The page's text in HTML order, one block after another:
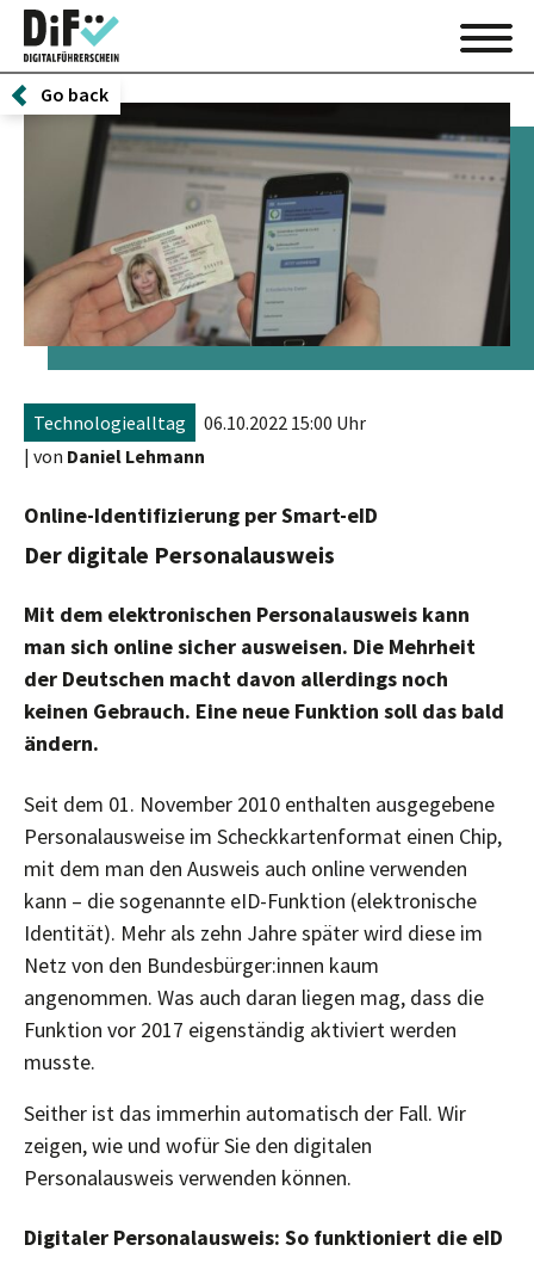
Go back
Technologiealltag
06.10.2022 15:00 Uhr
| von Daniel Lehmann
Online-Identifizierung per Smart-eID
Der digitale Personalausweis
Mit dem elektronischen Personalausweis kann
man sich online sicher ausweisen. Die Mehrheit
der Deutschen macht davon allerdings noch
keinen Gebrauch. Eine neue Funktion soll das bald
ändern.
Seit dem 01. November 2010 enthalten ausgegebene
Personalausweise im Scheckkartenformat einen Chip,
mit dem man den Ausweis auch online verwenden
kann – die sogenannte eID-Funktion (elektronische
Identität). Mehr als zehn Jahre später wird diese im
Netz von den Bundesbürger:innen kaum
angenommen. Was auch daran liegen mag, dass die
Funktion vor 2017 eigenständig aktiviert werden
musste.
Seither ist das immerhin automatisch der Fall. Wir
zeigen, wie und wofür Sie den digitalen
Personalausweis verwenden können.
Digitaler Personalausweis: So funktioniert die eID